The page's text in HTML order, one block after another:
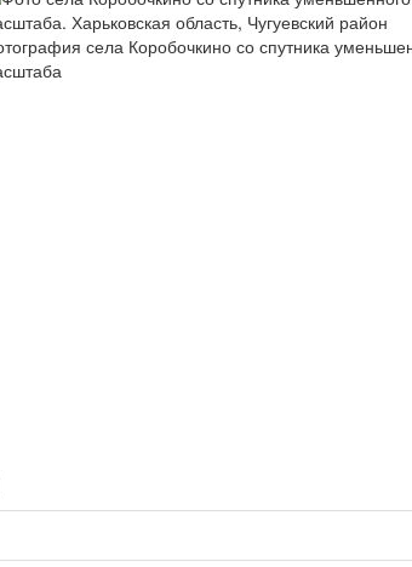
села Коробочкино со спутника